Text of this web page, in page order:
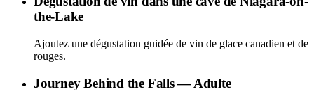
the-Lake
Ajoutez une dégustation guidée de vin de glace canadien et de
rouges.
Journey Behind the Falls — Adulte